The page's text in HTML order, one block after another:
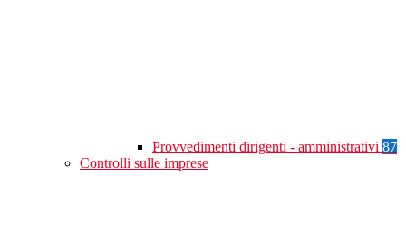
Provvedimenti dirigenti - amministrativi 87
Controlli sulle imprese